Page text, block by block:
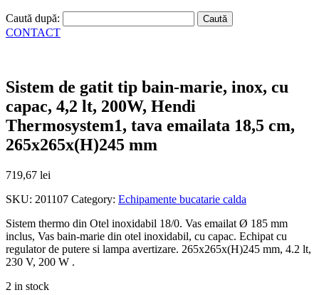
Caută după:
CONTACT
Sistem de gatit tip bain-marie, inox, cu
capac, 4,2 lt, 200W, Hendi
Thermosystem1, tava emailata 18,5 cm,
265x265x(H)245 mm
719,67 lei
SKU: 201107 Category: Echipamente bucatarie calda
Sistem thermo din Otel inoxidabil 18/0. Vas emailat Ø 185 mm
inclus, Vas bain-marie din otel inoxidabil, cu capac. Echipat cu
regulator de putere si lampa avertizare. 265x265x(H)245 mm, 4.2 lt,
230 V, 200 W .
2 in stock